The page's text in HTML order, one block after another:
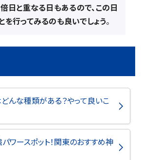
日と重なる日もあるので、この日
を行ってみるのも良いでしょう。
んな種類がある？やって良いこ
ワースポット！関東のおすすめ神